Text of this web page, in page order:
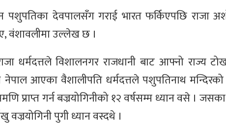
पशुपतिका देवपालसँग गराई भारत फर्किएपछि राजा
वंशावलीमा उल्लेख छ ।
धर्मदत्तले विशालनगर राजधानी बाट आफ्नो राज्य
नेपाल आएका वैशालीपति धर्मदत्तले पशुपतिनाथ मन्दिरको
प्राप्त गर्न बज्रयोगिनीको १२ वर्षसम्म ध्यान वसे ।
वज्रयोगिनी पुगी ध्यान वस्दथे ।